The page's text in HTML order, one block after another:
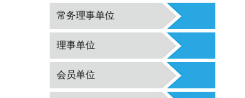
常务理事单位
理事单位
会员单位